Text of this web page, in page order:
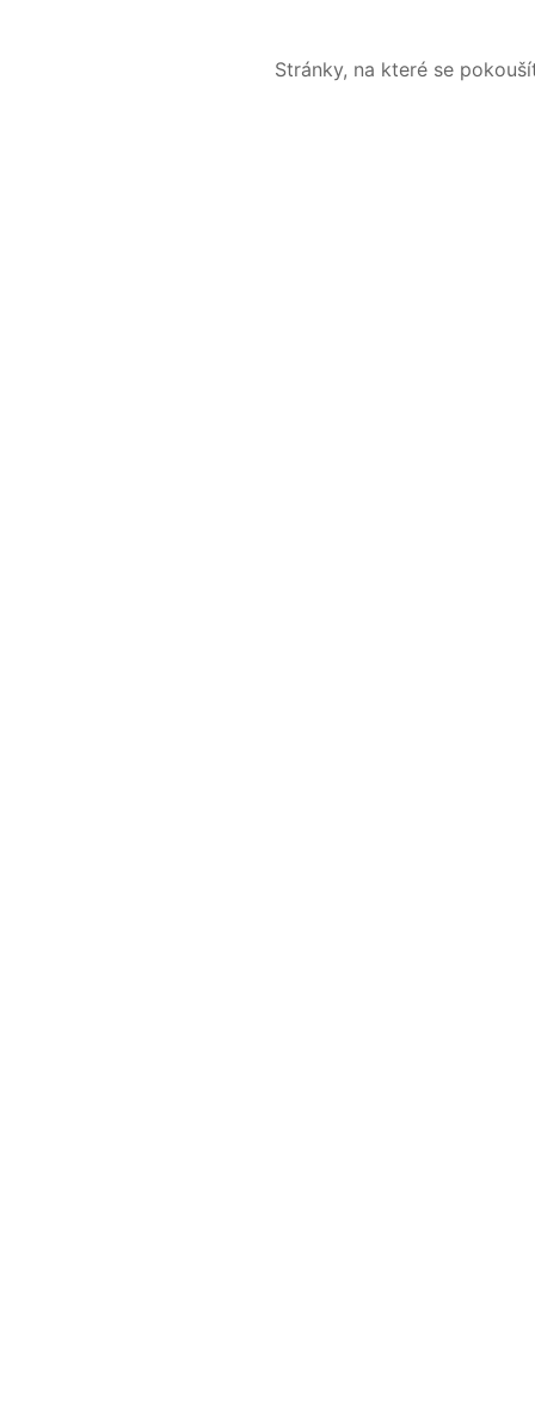
Stránky, na které se